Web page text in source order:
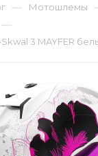
— Мотошлемы
—
3 MAYFER